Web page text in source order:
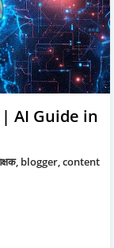
| AI Guide in
शिक्षक, blogger, content